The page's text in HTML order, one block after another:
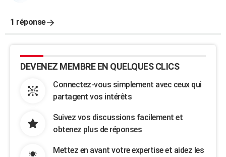
1 réponse
DEVENEZ MEMBRE EN QUELQUES CLICS
Connectez-vous simplement avec ceux qui
partagent vos intérêts
Suivez vos discussions facilement et
obtenez plus de réponses
Mettez en avant votre expertise et aidez les